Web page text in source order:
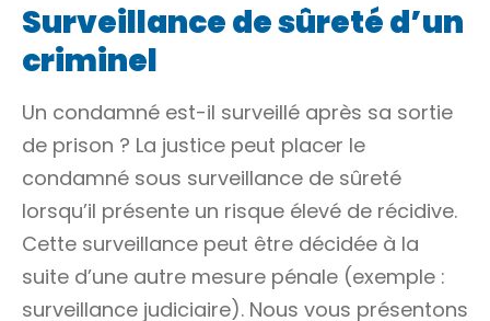
Surveillance de sûreté d’un
criminel
Un condamné est-il surveillé après sa sortie
de prison ? La justice peut placer le
condamné sous surveillance de sûreté
lorsqu’il présente un risque élevé de récidive.
Cette surveillance peut être décidée à la
suite d’une autre mesure pénale (exemple :
surveillance judiciaire). Nous vous présentons